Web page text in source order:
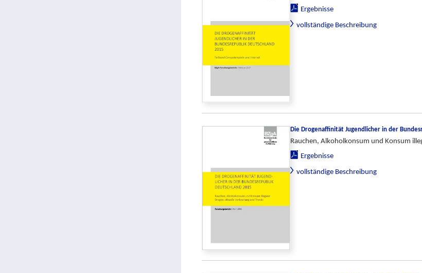
Ergebnisse
vollständige Beschreibung
Die Drogenaffinität Jugendlicher in der
Rauchen, Alkoholkonsum und Konsum
Ergebnisse
vollständige Beschreibung